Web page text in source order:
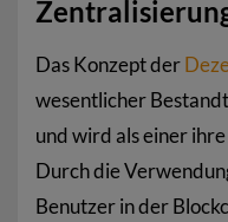
Das Konzept der
wesentlicher
und wird als einer
Durch die
Benutzer in der